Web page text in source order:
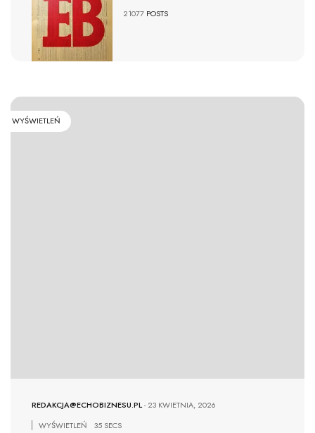
21077 POSTS
WYŚWIETLEŃ
REDAKCJA@ECHOBIZNESU.PL-23 KWIETNIA, 2026
WYŚWIETLEŃ
35 SECS